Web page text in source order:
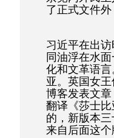
了正式文件
习近平在出
同油浮在水
化和文革语
亚。英国女
博客发表文
翻译《莎士
的，新版本
来自后面这个